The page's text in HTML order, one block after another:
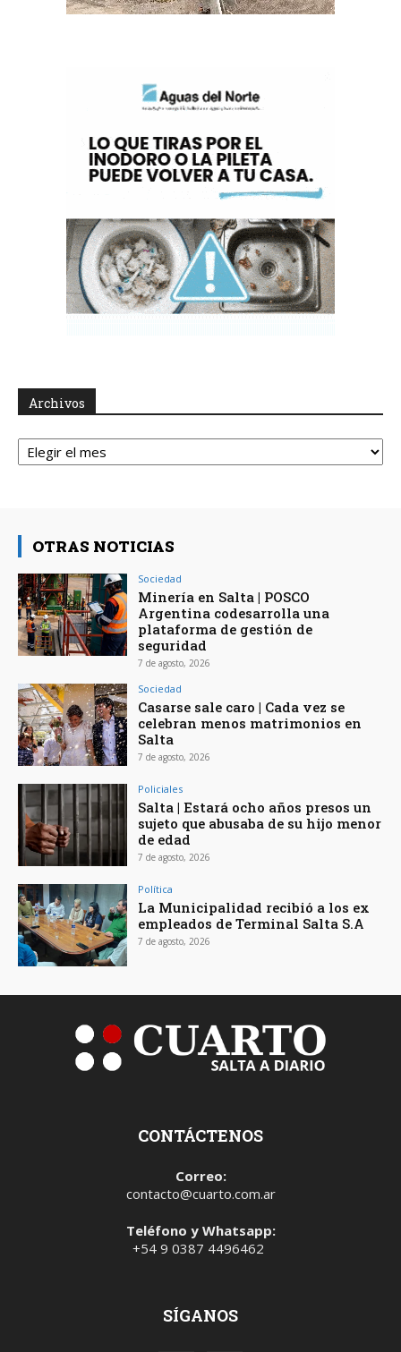
Archivos
Archivos
OTRAS NOTICIAS
Sociedad
Minería en Salta | POSCO
Argentina codesarrolla una
plataforma de gestión de
seguridad
7 de agosto, 2026
Sociedad
Casarse sale caro | Cada vez se
celebran menos matrimonios en
Salta
7 de agosto, 2026
Policiales
Salta | Estará ocho años presos un
sujeto que abusaba de su hijo menor
de edad
7 de agosto, 2026
Política
La Municipalidad recibió a los ex
empleados de Terminal Salta S.A
7 de agosto, 2026
CONTÁCTENOS
Correo:
contacto@cuarto.com.ar
Teléfono y Whatsapp:
+54 9 0387 4496462
SÍGANOS